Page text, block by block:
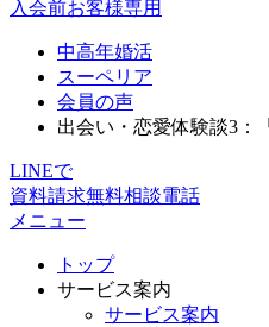
中高年婚活
スーペリア
会員の声
出会い・恋愛体験談3：
LINEで
資料請求無料相談電話
メニュー
トップ
サービス案内
サービス案内